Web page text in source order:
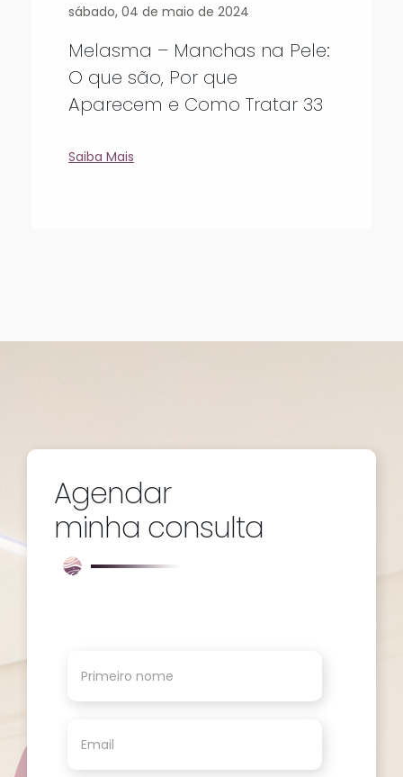
sábado, 04 de maio de 2024
Melasma – Manchas na Pele:
O que são, Por que
Aparecem e Como Tratar 33
Saiba Mais
Agendar
minha consulta